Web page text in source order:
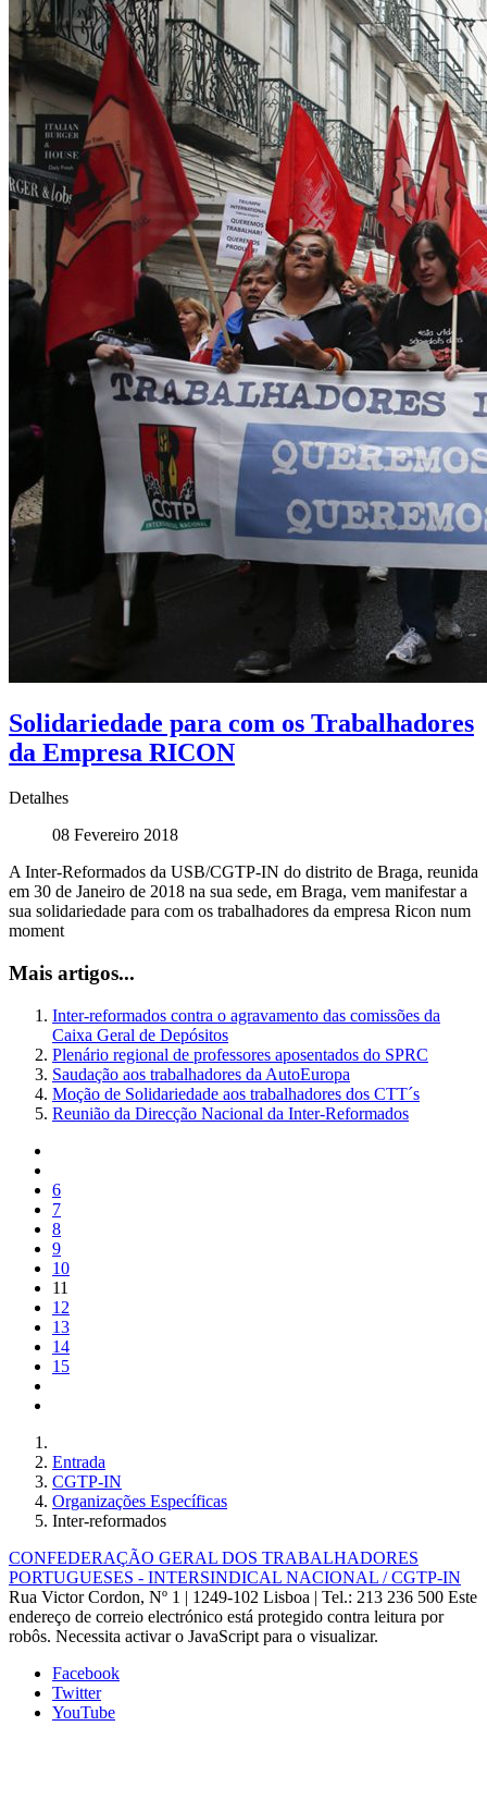
Solidariedade para com os Trabalhadores
da Empresa RICON
Detalhes
08 Fevereiro 2018
A Inter-Reformados da USB/CGTP-IN do distrito de Braga, reunida
em 30 de Janeiro de 2018 na sua sede, em Braga, vem manifestar a
sua solidariedade para com os trabalhadores da empresa Ricon num
moment
Mais artigos...
Inter-reformados contra o agravamento das comissões da
Caixa Geral de Depósitos
Plenário regional de professores aposentados do SPRC
Saudação aos trabalhadores da AutoEuropa
Moção de Solidariedade aos trabalhadores dos CTT´s
Reunião da Direcção Nacional da Inter-Reformados
6
7
8
9
10
11
12
13
14
15
Entrada
CGTP-IN
Organizações Específicas
Inter-reformados
CONFEDERAÇÃO GERAL DOS TRABALHADORES
PORTUGUESES - INTERSINDICAL NACIONAL / CGTP-IN
Rua Victor Cordon, Nº 1 | 1249-102 Lisboa | Tel.: 213 236 500 Este
endereço de correio electrónico está protegido contra leitura por
robôs. Necessita activar o JavaScript para o visualizar.
Facebook
Twitter
YouTube